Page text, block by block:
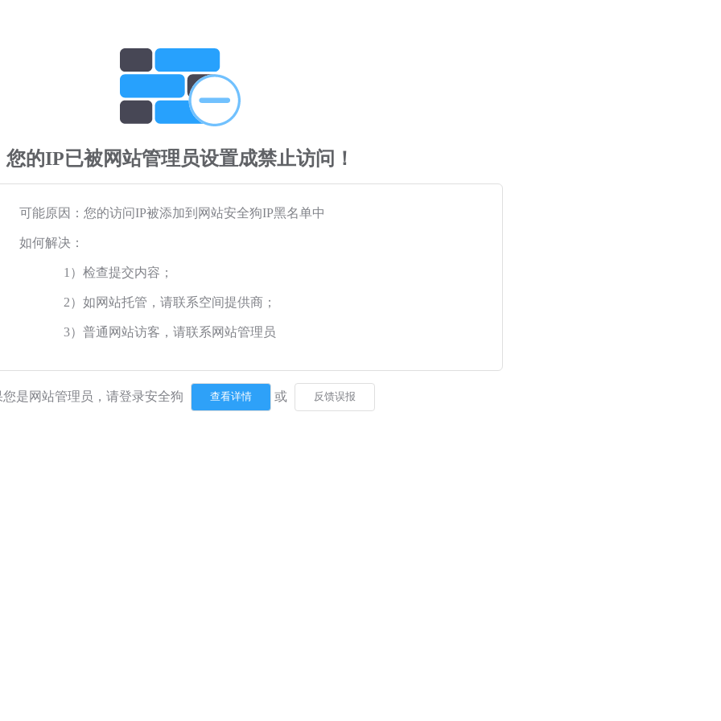
您的IP已被网站管理员设置成禁止访问！
可能原因：您的访问IP被添加到网站安全狗IP黑名单中
如何解决：
1）检查提交内容；
2）如网站托管，请联系空间提供商；
3）普通网站访客，请联系网站管理员
您是网站管理员，请登录安全狗 或